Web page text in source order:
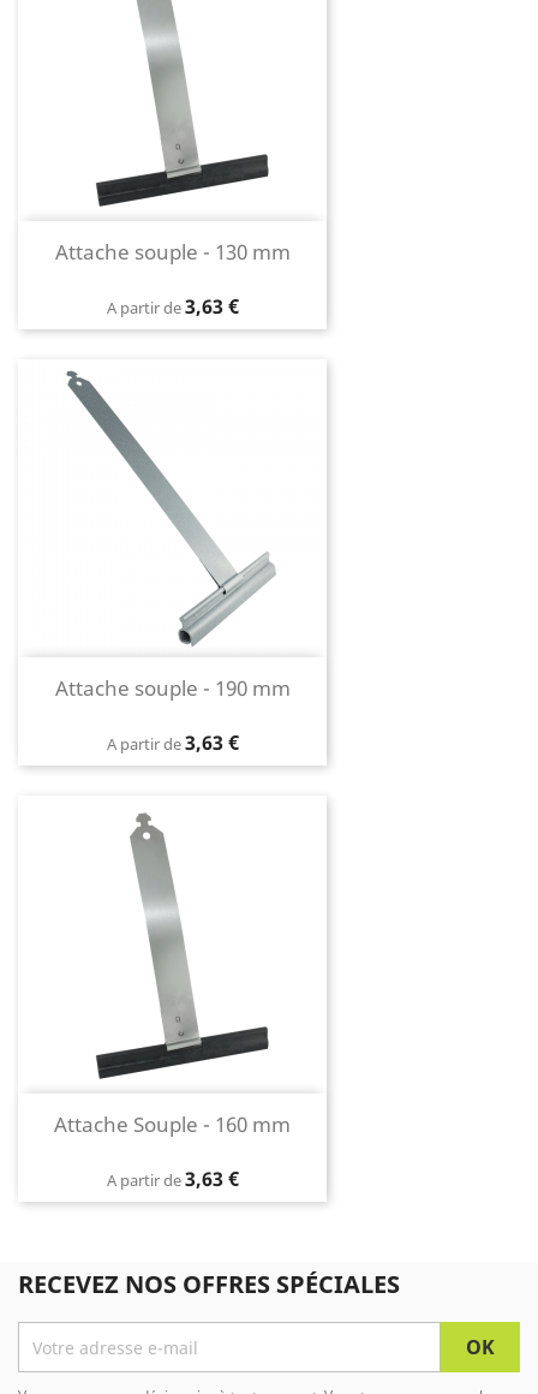
Attache souple - 130 mm
A partir dePrix
3,63 €
Attache souple - 190 mm
A partir dePrix
3,63 €
Attache Souple - 160 mm
A partir dePrix
3,63 €
RECEVEZ NOS OFFRES SPÉCIALES